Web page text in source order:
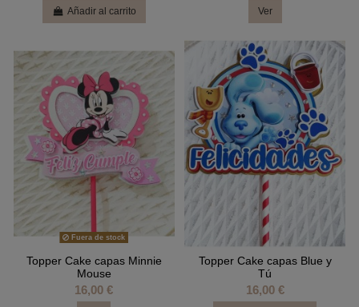
Añadir al carrito Ver
Fuera de stock
Topper Cake capas Minnie
Mouse
16,00 €
Topper Cake capas Blue y
Tú
16,00 €